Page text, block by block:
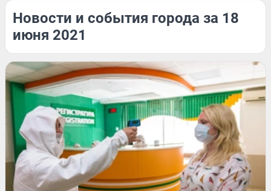
Новости и события города за 18
июня 2021